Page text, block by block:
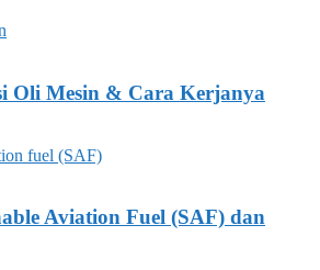
Oli Mesin & Cara Kerjanya
Aviation Fuel (SAF) dan